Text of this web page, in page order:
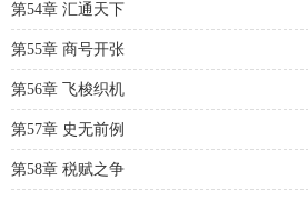
第54章 汇通天下
第55章 商号开张
第56章 飞梭织机
第57章 史无前例
第58章 税赋之争